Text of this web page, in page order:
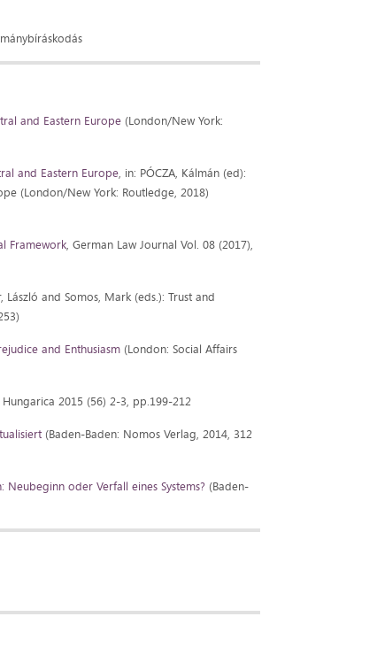
and Eastern Europe (London/New York:
and Eastern Europe, in: PÓCZA, Kálmán (ed):
(London/New York: Routledge, 2018)
Framework, German Law Journal Vol. 08 (2017),
László and Somos, Mark (eds.): Trust and
and Enthusiasm (London: Social Affairs
2015 (56) 2-3, pp.199-212
(Baden-Baden: Nomos Verlag, 2014, 312
oder Verfall eines Systems? (Baden-